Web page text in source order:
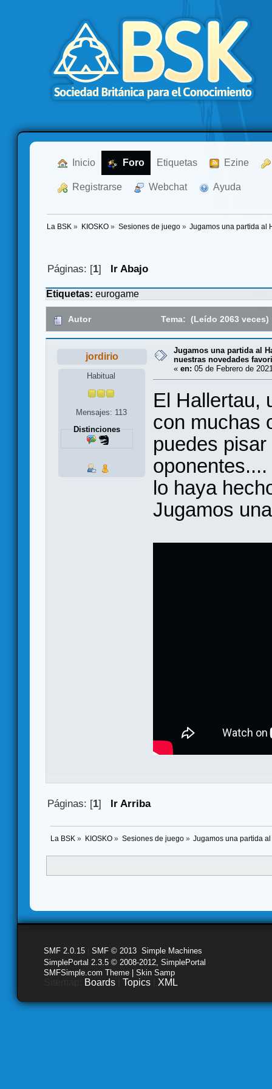
Inicio Foro Etiquetas Ezine
Registrarse Webchat Ayuda
La BSK » KIOSKO» Sesiones de juego» Jugamos una partida al
Páginas: [1] Ir Abajo
Etiquetas: eurogame
Autor Tema: (Leído 2063 veces)
jordirio
Habitual
Mensajes: 113
Distinciones
Jugamos una partida al
nuestras novedades
« en: 05 de Febrero de
El Hallertau,
con muchas
puedes
lo haya
Jugamos
Páginas: [1] Ir Arriba
La BSK » KIOSKO» Sesiones de juego» Jugamos una partida
SMF 2.0.15 SMF © 2013 Simple Machines
SimplePortal 2.3.5 © 2008-2012, SimplePortal
SMFSimple.com Theme | Skin Samp
Boards Topics XML